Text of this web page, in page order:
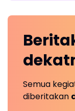
Semua
diberitakan